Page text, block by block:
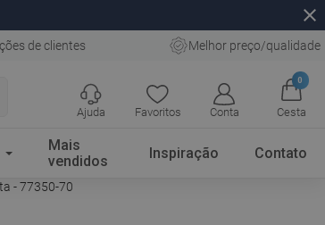
close
de clientes Melhor preço/qualidade
Favoritos Conta
0
Cesta
Ajuda
Mais
vendidos
Inspiração Contato
- 77350-70